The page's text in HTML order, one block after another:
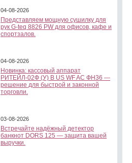
04-08-2026
Представляем мощную сушилку для
рук G-teq 8826 PW для офисов, кафе и
спортзалов.
04-08-2026
Новинка: кассовый аппарат
РИТЕЙЛ-02Ф (У) B US WF AC ФН36 —
решение для быстрой и законной
торговли.
03-08-2026
Встречайте надёжный детектор
банкнот DORS 125 — защита вашей
выручки.